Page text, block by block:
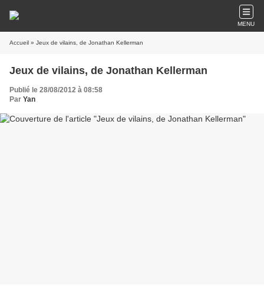
MENU
Accueil » Jeux de vilains, de Jonathan Kellerman
Jeux de vilains, de Jonathan Kellerman
Publié le 28/08/2012 à 08:58
Par Yan